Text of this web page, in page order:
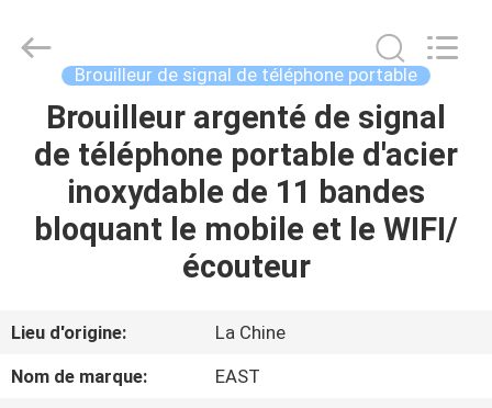
MAISON
PRODUITS
AU
EASTLONGE
ELECTRONICS(HK)
Brouilleur de signal de téléphone portable
Brouilleur argenté de signal
de téléphone portable d'acier
inoxydable de 11 bandes
bloquant le mobile et le WIFI/
écouteur
Lieu d'origine:
La Chine
Nom de marque:
EAST